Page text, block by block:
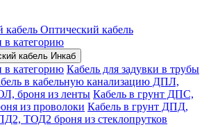
Оптический кабель
в категорию
кабель Инкаб
в категорию Кабель для задувки в трубы
в кабельную канализацию ДПЛ,
броня из ленты Кабель в грунт ДПС,
из проволоки Кабель в грунт ДПД,
ТОД2 броня из стеклопрутков